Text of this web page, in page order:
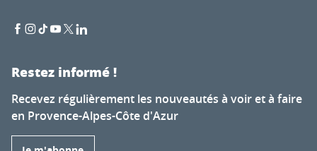
Restez informé !
Recevez régulièrement les nouveautés à voir et à faire
en Provence-Alpes-Côte d'Azur